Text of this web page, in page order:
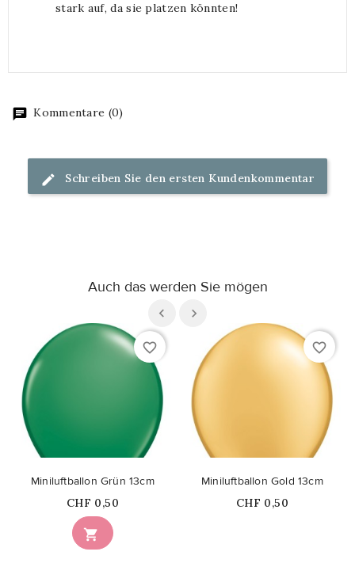
stark auf, da sie platzen könnten!
Kommentare (0)
Schreiben Sie den ersten Kundenkommentar
Auch das werden Sie mögen
favorite_border

Miniluftballon Grün 13cm
Price
CHF 0,50
favorite_border
Miniluftballon Gold 13cm
Price
CHF 0,50